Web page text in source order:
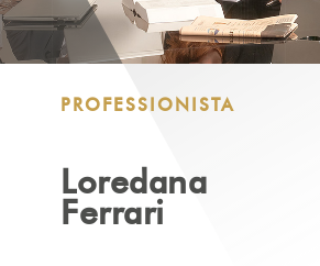
PROFESSIONISTA
Loredana
Ferrari